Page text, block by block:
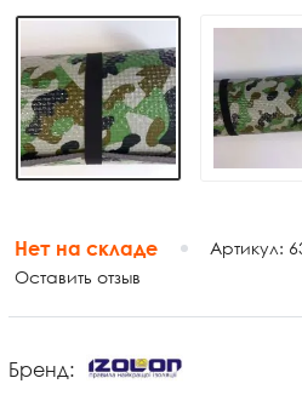
Нет на складе Артикул:
Оставить отзыв
Бренд: